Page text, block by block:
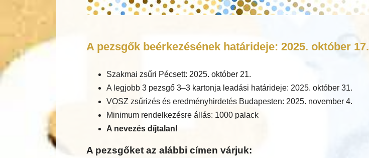
A pezsgők beérkezésének határideje: 2025. október 17.
Szakmai zsűri Pécsett: 2025. október 21.
A legjobb 3 pezsgő 3–3 kartonja leadási határideje: 2025. október 31.
VOSZ zsűrizés és eredményhirdetés Budapesten: 2025. november 4.
Minimum rendelkezésre állás: 1000 palack
A nevezés díjtalan!
A pezsgőket az alábbi címen várjuk: